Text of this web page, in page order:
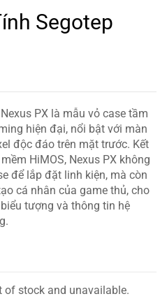
Segotep
PX là mẫu vỏ case tầm
hiện đại, nổi bật với màn
độc đáo trên mặt trước. Kết
HiMOS, Nexus PX không
để lắp đặt linh kiện, mà còn
cá nhân của game thủ, cho
tượng và thông tin hệ
of stock and unavailable.